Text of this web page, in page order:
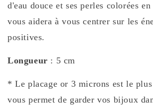
d'eau douce et ses perles colorées
vous aidera à vous centrer sur les
positives.
Longueur : 5 cm
* Le placage or 3 microns est le
vous permet de garder vos bijoux